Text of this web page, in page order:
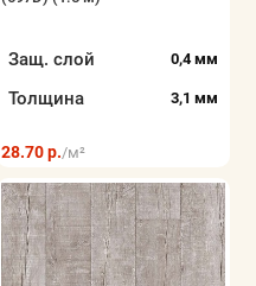
Защ. слой 0,4 мм
Толщина 3,1 мм
28.70 р./м²